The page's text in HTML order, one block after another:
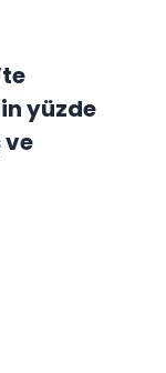
yüzde
ve